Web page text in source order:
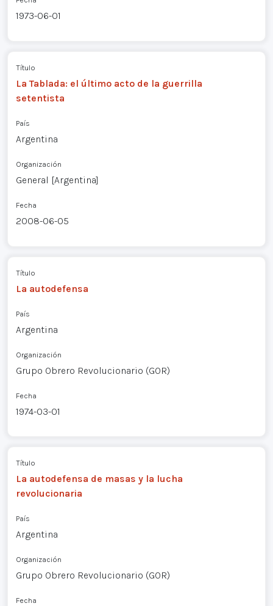
1973-06-01
Título
La Tablada: el último acto de la guerrilla
setentista
País
Argentina
Organización
General [Argentina]
Fecha
2008-06-05
Título
La autodefensa
País
Argentina
Organización
Grupo Obrero Revolucionario (GOR)
Fecha
1974-03-01
Título
La autodefensa de masas y la lucha
revolucionaria
País
Argentina
Organización
Grupo Obrero Revolucionario (GOR)
Fecha